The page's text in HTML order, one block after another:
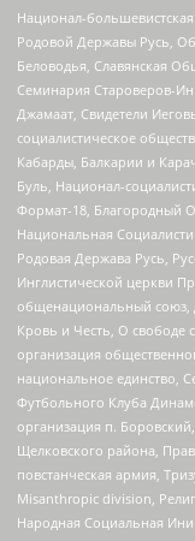
Национал-
Родовой Державы Русь,
Беловодья, Славянская
Семинария Староверов-
Джамаат, Свидетели
социалистическое
Кабарды, Балкарии и
Буль, Национал-
Формат-18, Благородный
Национальная
Родовая Держава Русь,
Инглистической церкви
общенациональный союз,
Кровь и Честь, О свободе
организация
национальное единство,
Футбольного Клуба
организация п.
Щелковского района,
повстанческая армия,
Misanthropic division,
Народная Социальная